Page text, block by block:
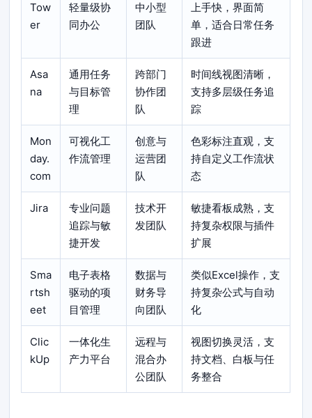
Tow
er
轻量级协
同办公
中小型
团队
上手快，界面简
单，适合日常任务
跟进
Asa
na
通用任务
与目标管
理
跨部门
协作团
队
时间线视图清晰，
支持多层级任务追
踪
Mon
day.
com
可视化工
作流管理
创意与
运营团
队
色彩标注直观，支
持自定义工作流状
态
Jira
专业问题
追踪与敏
捷开发
技术开
发团队
敏捷看板成熟，支
持复杂权限与插件
扩展
Sma
rtsh
eet
电子表格
驱动的项
目管理
数据与
财务导
向团队
类似Excel操作，支
持复杂公式与自动
化
Clic
kUp
一体化生
产力平台
远程与
混合办
公团队
视图切换灵活，支
持文档、白板与任
务整合